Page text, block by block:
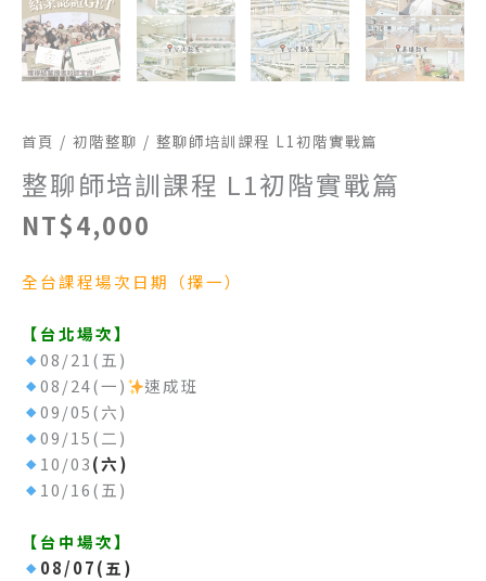
首頁 / 初階整聊 / 整聊師培訓課程 L1初階實戰篇
整聊師培訓課程 L1初階實戰篇
NT$4,000
全台課程場次日期（擇一）
【台北場次】
08/21(五)
08/24(一)
速成班
09/05(六)
09/15(二)
10/03(六)
10/16(五)
【台中場次】
08/07(五)